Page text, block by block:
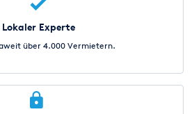
Lokaler Experte
über 4.000 Vermietern.